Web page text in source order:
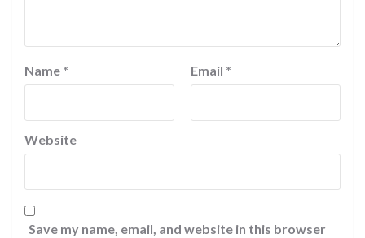
Name * Email *
Website
Save my name, email, and website in this browser